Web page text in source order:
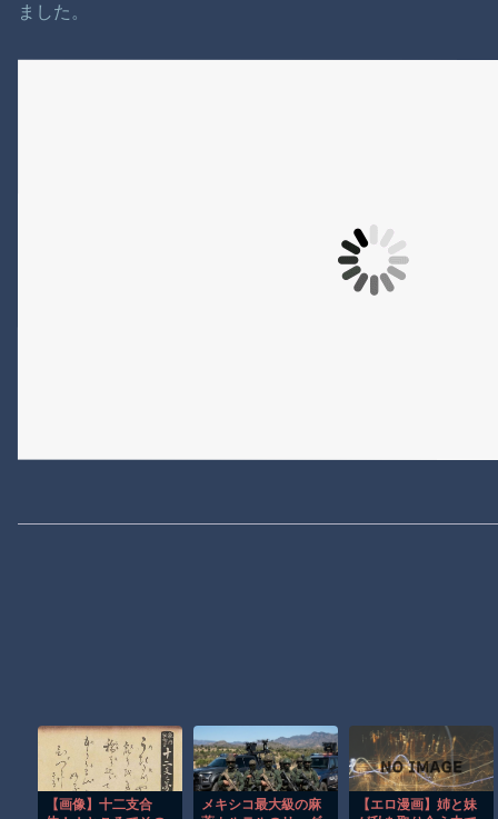
ました。
【画像】十二支合
メキシコ最大級の麻
【エロ漫画】姉と妹